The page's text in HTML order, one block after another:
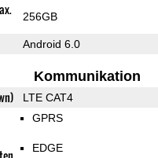
256GB
Android 6.0
Kommunikation
LTE CAT4
GPRS
EDGE